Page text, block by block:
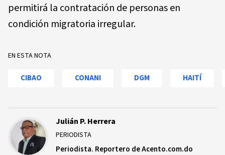
permitirá la contratación de personas en
condición migratoria irregular.
EN ESTA NOTA
CIBAO CONANI DGM HAITÍ
Julián P. Herrera
PERIODISTA
Periodista. Reportero de Acento.com.do